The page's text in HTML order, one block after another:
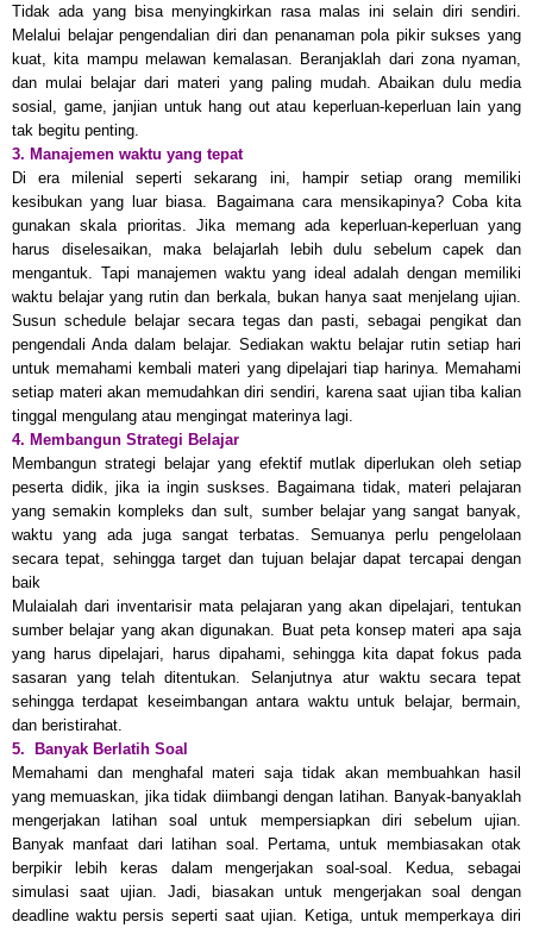
Tidak ada yang bisa menyingkirkan rasa malas ini selain diri sendiri.
Melalui belajar pengendalian diri dan penanaman pola pikir sukses yang
kuat, kita mampu melawan kemalasan. Beranjaklah dari zona nyaman,
dan mulai belajar dari materi yang paling mudah. Abaikan dulu media
sosial, game, janjian untuk hang out atau keperluan-keperluan lain yang
tak begitu penting.
3. Manajemen waktu yang tepat
Di era milenial seperti sekarang ini, hampir setiap orang memiliki
kesibukan yang luar biasa. Bagaimana cara mensikapinya? Coba kita
gunakan skala prioritas. Jika memang ada keperluan-keperluan yang
harus diselesaikan, maka belajarlah lebih dulu sebelum capek dan
mengantuk. Tapi manajemen waktu yang ideal adalah dengan memiliki
waktu belajar yang rutin dan berkala, bukan hanya saat menjelang ujian.
Susun schedule belajar secara tegas dan pasti, sebagai pengikat dan
pengendali Anda dalam belajar. Sediakan waktu belajar rutin setiap hari
untuk memahami kembali materi yang dipelajari tiap harinya. Memahami
setiap materi akan memudahkan diri sendiri, karena saat ujian tiba kalian
tinggal mengulang atau mengingat materinya lagi.
4. Membangun Strategi Belajar
Membangun strategi belajar yang efektif mutlak diperlukan oleh setiap
peserta didik, jika ia ingin suskses. Bagaimana tidak, materi pelajaran
yang semakin kompleks dan sult, sumber belajar yang sangat banyak,
waktu yang ada juga sangat terbatas. Semuanya perlu pengelolaan
secara tepat, sehingga target dan tujuan belajar dapat tercapai dengan
baik
Mulaialah dari inventarisir mata pelajaran yang akan dipelajari, tentukan
sumber belajar yang akan digunakan. Buat peta konsep materi apa saja
yang harus dipelajari, harus dipahami, sehingga kita dapat fokus pada
sasaran yang telah ditentukan. Selanjutnya atur waktu secara tepat
sehingga terdapat keseimbangan antara waktu untuk belajar, bermain,
dan beristirahat.
5. Banyak Berlatih Soal
Memahami dan menghafal materi saja tidak akan membuahkan hasil
yang memuaskan, jika tidak diimbangi dengan latihan. Banyak-banyaklah
mengerjakan latihan soal untuk mempersiapkan diri sebelum ujian.
Banyak manfaat dari latihan soal. Pertama, untuk membiasakan otak
berpikir lebih keras dalam mengerjakan soal-soal. Kedua, sebagai
simulasi saat ujian. Jadi, biasakan untuk mengerjakan soal dengan
deadline waktu persis seperti saat ujian. Ketiga, untuk memperkaya diri